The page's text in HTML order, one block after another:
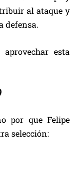
al ataque y
defensa.
esta
por que Felipe
selección: